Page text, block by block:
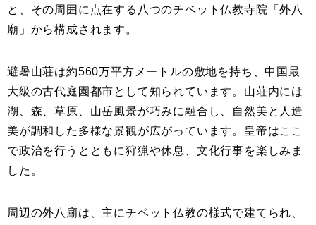
と、その周囲に点在する八つのチベット仏教寺院「外八
廟」から構成されます。
避暑山荘は約560万平方メートルの敷地を持ち、中国最
大級の古代庭園都市として知られています。山荘内には
湖、森、草原、山岳風景が巧みに融合し、自然美と人造
美が調和した多様な景観が広がっています。皇帝はここ
で政治を行うとともに狩猟や休息、文化行事を楽しみま
した。
周辺の外八廟は、主にチベット仏教の様式で建てられ、